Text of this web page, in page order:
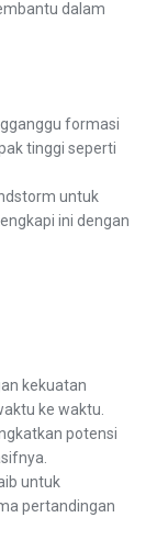
dalam
formasi
tinggi seperti
untuk
ini dengan
kekuatan
ke waktu.
potensi
untuk
pertandingan